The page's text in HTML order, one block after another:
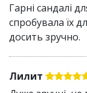
Сандалі
ніг:
ніг
Гарні сандалі
спробувала їх
досить зручно.
Лилит